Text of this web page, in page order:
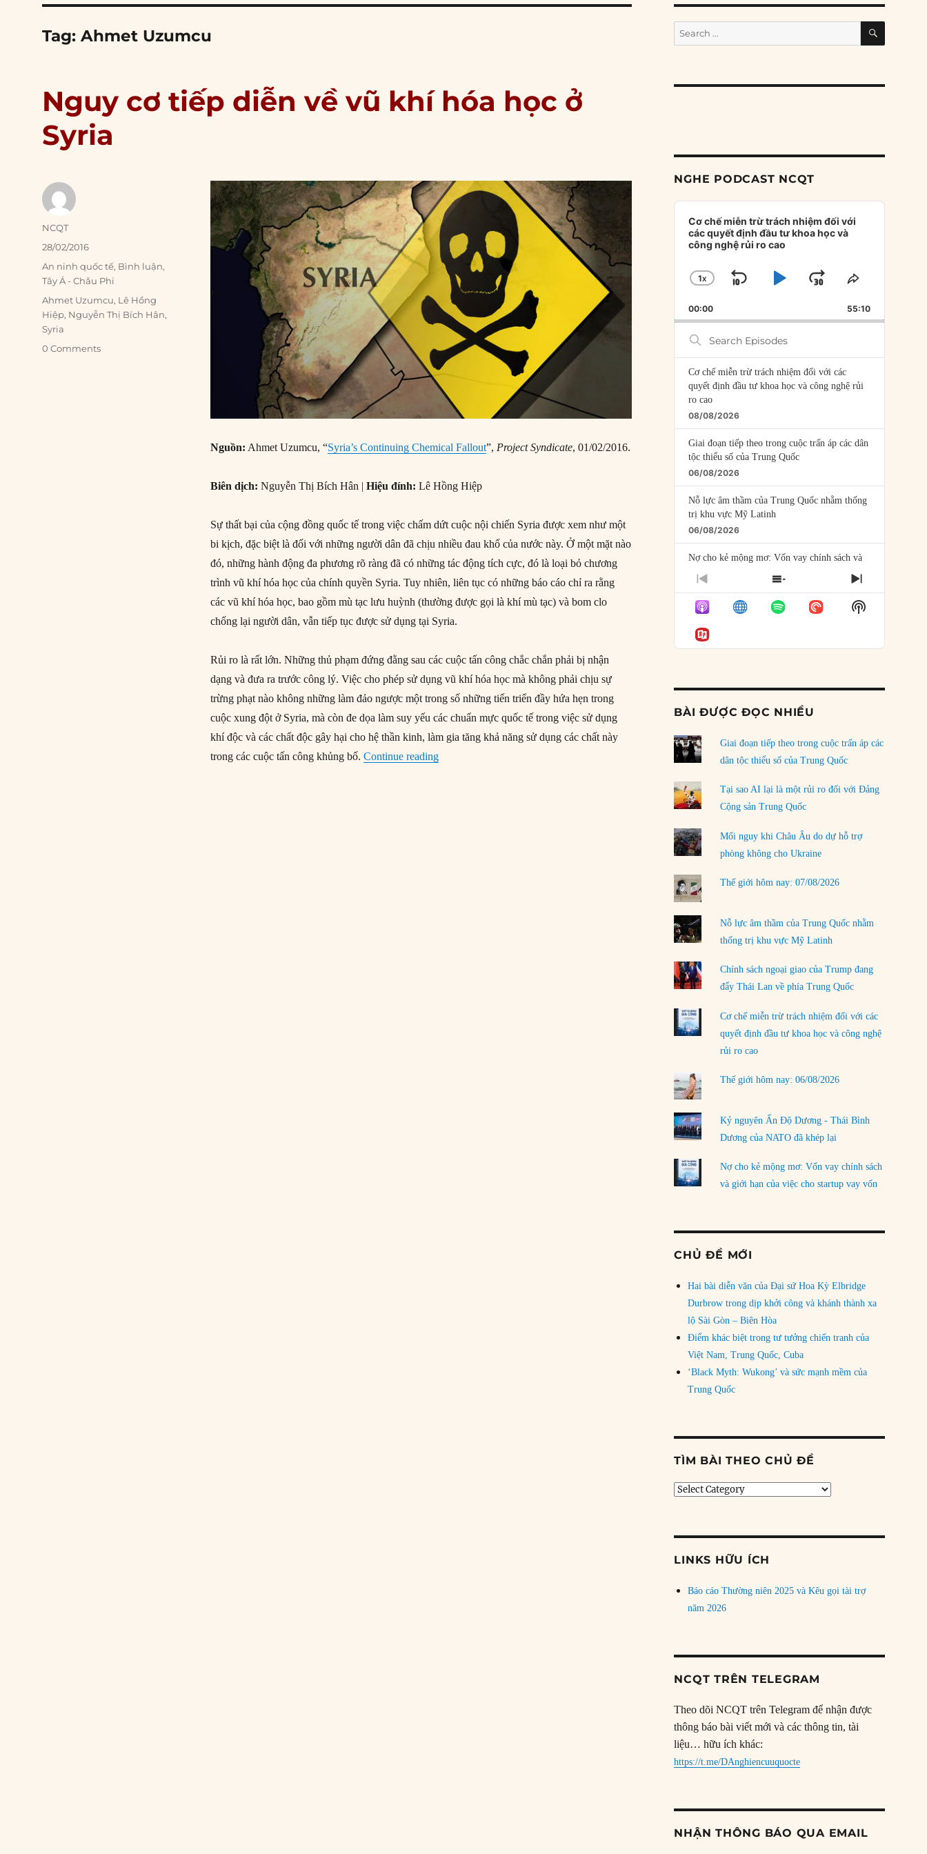
Tag:Ahmet Uzumcu
Nguy cơ tiếp diễn về vũ khí hóa học ở
Syria
Nguồn: Ahmet Uzumcu, “Syria’s Continuing Chemical Fallout”, Project Syndicate, 01/02/2016.
Biên dịch: Nguyễn Thị Bích Hân |Hiệu đính: Lê Hồng Hiệp
Sự thất bại của cộng đồng quốc tế trong việc chấm dứt cuộc nội chiến Syria được xem như một
bi kịch, đặc biệt là đối với những người dân đã chịu nhiều đau khổ của nước này. Ở một mặt nào
đó, những hành động đa phương rõ ràng đã có những tác động tích cực, đó là loại bỏ chương
trình vũ khí hóa học của chính quyền Syria. Tuy nhiên, liên tục có những báo cáo chỉ ra rằng
các vũ khí hóa học, bao gồm mù tạc lưu huỳnh (thường được gọi là khí mù tạc) và bom clo
chống lại người dân, vẫn tiếp tục được sử dụng tại Syria.
Rủi ro là rất lớn. Những thủ phạm đứng đằng sau các cuộc tấn công chắc chắn phải bị nhận
dạng và đưa ra trước công lý. Việc cho phép sử dụng vũ khí hóa học mà không phải chịu sự
trừng phạt nào không những làm đảo ngược một trong số những tiến triển đầy hứa hẹn trong
cuộc xung đột ở Syria, mà còn đe dọa làm suy yếu các chuẩn mực quốc tế trong việc sử dụng
khí độc và các chất độc gây hại cho hệ thần kinh, làm gia tăng khả năng sử dụng các chất này
trong các cuộc tấn công khủng bố.Continue reading“Nguy cơ tiếp diễn về vũ khí hóa học ở Syria”
Author
NCQT
Posted
28/02/2016
Categories
An ninh quốc tế, Bình luận,
Tây Á - Châu Phi
Tags
Ahmet Uzumcu, Lê Hồng
Hiệp, Nguyễn Thị Bích Hân,
Syria
0 Comments
Search
for:
SEARCH
NGHE PODCAST NCQT
Audio
Player
Cơ chế miễn trừ trách nhiệm đối với
các quyết định đầu tư khoa học và
công nghệ rủi ro cao
CHANGE
RATE
1X
SKIP
BACKWARD
PLAYJUMP
FORWARD
SHARE
EPISODE
00:00 55:10
Search
Episodes
Cơ chế miễn trừ trách nhiệm đối với các
quyết định đầu tư khoa học và công nghệ rủi
ro cao
08/08/2026
Giai đoạn tiếp theo trong cuộc trấn áp các dân
tộc thiểu số của Trung Quốc
06/08/2026
Nỗ lực âm thầm của Trung Quốc nhằm thống
trị khu vực Mỹ Latinh
06/08/2026
Nợ cho kẻ mộng mơ: Vốn vay chính sách và
giới hạn của việc cho startup vay vốn
Mỹ Latinh đang trở thành “phòng thí nghiệm”
của phe cánh hữu mới
04/08/2026
Ngoại trưởng Nhật Bản?
Dương
03/08/2026
Đặt cược vào thất bại: Các quỹ đầu tư mạo
hiểm quốc gia và khía cạnh chính trị của vốn
02/08/2026
Làm thế nào để kết thúc Chiến tranh Iran?
01/08/2026
Chiến lược kế tiếp của Bắc Kinh ở Biển Đông
31/07/2026
LOAD MORE
PREVIOUS
EPISODE
SHOW
EPISODES
LIST
NEXT
EPISODE
Show
Podcast
BÀI ĐƯỢC ĐỌC NHIỀU
Giai đoạn tiếp theo trong cuộc trấn áp các
dân tộc thiểu số của Trung Quốc
Tại sao AI lại là một rủi ro đối với Đảng
Cộng sản Trung Quốc
Mối nguy khi Châu Âu do dự hỗ trợ
phòng không cho Ukraine
Thế giới hôm nay: 07/08/2026
Nỗ lực âm thầm của Trung Quốc nhằm
thống trị khu vực Mỹ Latinh
Chính sách ngoại giao của Trump đang
đẩy Thái Lan về phía Trung Quốc
Cơ chế miễn trừ trách nhiệm đối với các
quyết định đầu tư khoa học và công nghệ
rủi ro cao
Thế giới hôm nay: 06/08/2026
Kỷ nguyên Ấn Độ Dương - Thái Bình
Dương của NATO đã khép lại
Nợ cho kẻ mộng mơ: Vốn vay chính sách
và giới hạn của việc cho startup vay vốn
CHỦ ĐỀ MỚI
Hai bài diễn văn của Đại sứ Hoa Kỳ Elbridge
Durbrow trong dịp khởi công và khánh thành xa
lộ Sài Gòn – Biên Hòa
Điểm khác biệt trong tư tưởng chiến tranh của
Việt Nam, Trung Quốc, Cuba
‘Black Myth: Wukong’ và sức mạnh mềm của
Trung Quốc
TÌM BÀI THEO CHỦ ĐỀ
Tìm
LINKS HỮU ÍCH
Báo cáo Thường niên 2025 và Kêu gọi tài trợ
năm 2026
NCQT TRÊN TELEGRAM
Theo dõi NCQT trên Telegram để nhận được
thông báo bài viết mới và các thông tin, tài
liệu… hữu ích khác:
https://t.me/DAnghiencuuquocte
NHẬN THÔNG BÁO QUA EMAIL